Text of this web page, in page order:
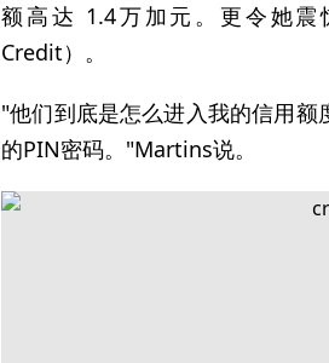
额高达 1.4万加元。更令她
Credit）。
"他们到底是怎么进入我的信用
的PIN密码。"Martins说。